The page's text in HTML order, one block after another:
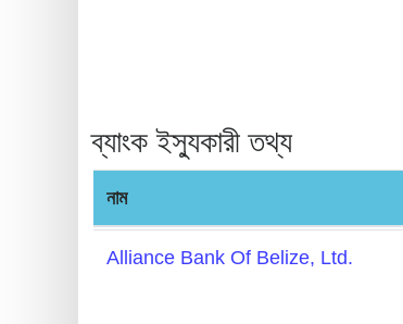
Credit
Card
Validator
ব্যাংক ইস্যুকারী তথ্য
নাম
Alliance Bank Of Belize, Ltd.